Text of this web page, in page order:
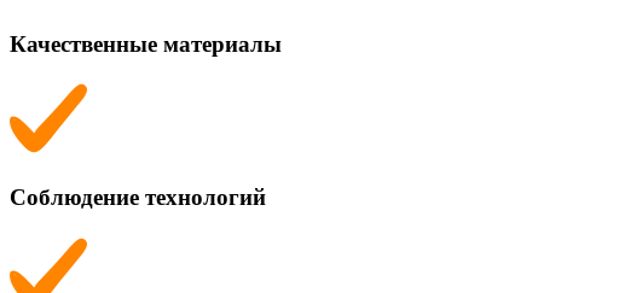
Качественные материалы
Соблюдение технологий